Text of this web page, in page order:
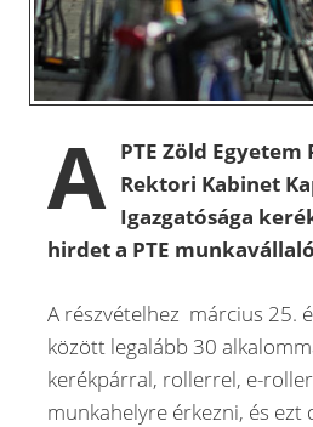
A PTE Zöld Egyetem
Rektori Kabinet
Igazgatósága
hirdet a PTE
A részvételhez március 25.
között legalább 30
kerékpárral, rollerrel, e-
munkahelyre érkezni, és ezt